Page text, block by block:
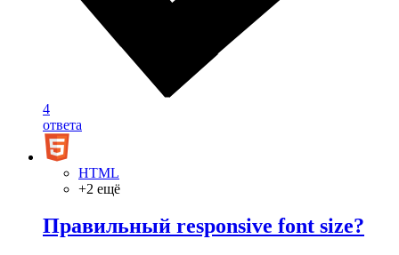
4
ответа
HTML
+2 ещё
Правильный responsive font size?